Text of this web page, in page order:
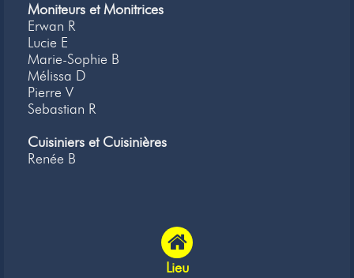
Moniteurs et Monitrices
Erwan R
Lucie E
Marie-Sophie B
Mélissa D
Pierre V
Sebastian R
Cuisiniers et Cuisinières
Renée B
Lieu